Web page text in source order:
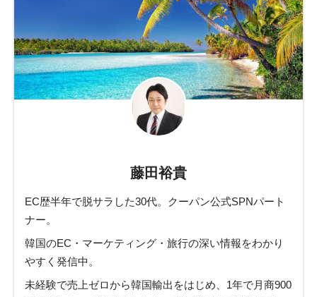
藤田裕貴
EC歴半年で脱サラした30代。クーパン公式SPNパート
ナー。
韓国のEC・マーケティング・旅行の深い情報をわかり
やすく発信中。
未経験で売上ゼロから韓国輸出をはじめ、1年で月商900